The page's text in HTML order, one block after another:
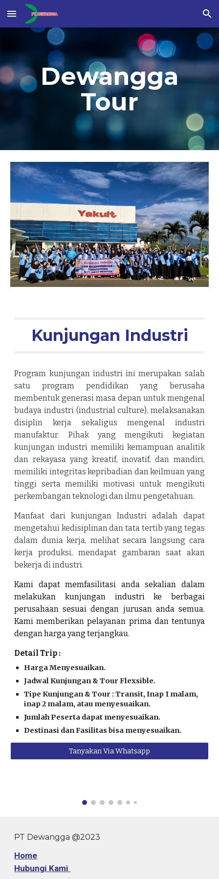
Skip to main content Skip to navigation
Dewangga
Tour
Kunjungan Industri
Program kunjungan industri ini merupakan salah
satu program pendidikan yang berusaha
membentuk generasi masa depan untuk mengenal
budaya industri (industrial culture), melaksanakan
disiplin kerja sekaligus mengenal industri
manufaktur. Pihak yang mengikuti kegiatan
kunjungan industri memiliki kemampuan analitik
dan rekayasa yang kreatif, inovatif, dan mandiri,
memiliki integritas kepribadian dan keilmuan yang
tinggi serta memiliki motivasi untuk mengikuti
perkembangan teknologi dan ilmu pengetahuan.
Manfaat dari kunjungan Industri adalah dapat
mengetahui kedisiplinan dan tata tertib yang tegas
dalam dunia kerja, melihat secara langsung cara
kerja produksi, mendapat gambaran saat akan
bekerja di industri.
Kami dapat memfasilitasi anda sekalian dalam
melakukan kunjungan industri ke berbagai
perusahaan sesuai dengan jurusan anda semua.
Kami memberikan pelayanan prima dan tentunya
dengan harga yang terjangkau.
Detail Trip :
Harga Menyesuaikan.
JadwalKunjungan & Tour Flexsible.
TipeKunjungan& Tour : Transit, Inap 1 malam,
inap 2 malam, atau menyesuaikan.
Jumlah Peserta dapat menyesuaikan.
Destinasi dan Fasilitas bisa menyesuaikan.
Tanyakan Via Whatsapp
PT Dewangga @2023
Home
Hubungi Kami